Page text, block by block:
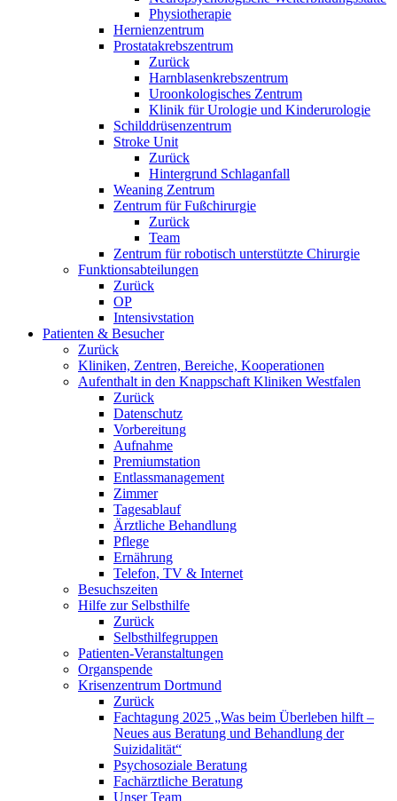
Physiotherapie
Hernienzentrum
Prostatakrebszentrum
Zurück
Harnblasenkrebszentrum
Uroonkologisches Zentrum
Klinik für Urologie und Kinderurologie
Schilddrüsenzentrum
Stroke Unit
Zurück
Hintergrund Schlaganfall
Weaning Zentrum
Zentrum für Fußchirurgie
Zurück
Team
Zentrum für robotisch unterstützte Chirurgie
Funktionsabteilungen
Zurück
OP
Intensivstation
Patienten & Besucher
Zurück
Kliniken, Zentren, Bereiche, Kooperationen
Aufenthalt in den Knappschaft Kliniken Westfalen
Zurück
Datenschutz
Vorbereitung
Aufnahme
Premiumstation
Entlassmanagement
Zimmer
Tagesablauf
Ärztliche Behandlung
Pflege
Ernährung
Telefon, TV & Internet
Besuchszeiten
Hilfe zur Selbsthilfe
Zurück
Selbsthilfegruppen
Patienten-Veranstaltungen
Organspende
Krisenzentrum Dortmund
Zurück
Fachtagung 2025 „Was beim Überleben hilft –
Neues aus Beratung und Behandlung der
Suizidalität“
Psychosoziale Beratung
Fachärztliche Beratung
Unser Team